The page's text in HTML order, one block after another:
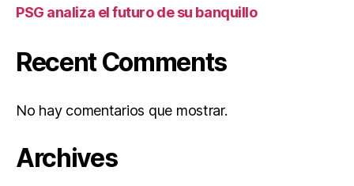
PSG analiza el futuro de su banquillo
Recent Comments
No hay comentarios que mostrar.
Archives